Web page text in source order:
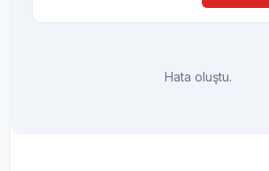
Hata oluştu.